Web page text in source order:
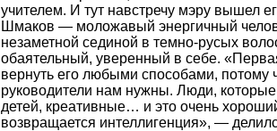
учителем. И тут навстречу мэру вышел
Шмаков — моложавый энергичный
незаметной сединой в темно-русых
обаятельный, уверенный в себе.
вернуть его любыми способами, потому
руководители нам нужны. Люди,
детей, креативные… и это очень
возвращается интеллигенция», —